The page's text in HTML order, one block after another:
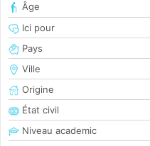
Âge
Ici pour
Pays
Ville
Origine
État civil
Niveau academic